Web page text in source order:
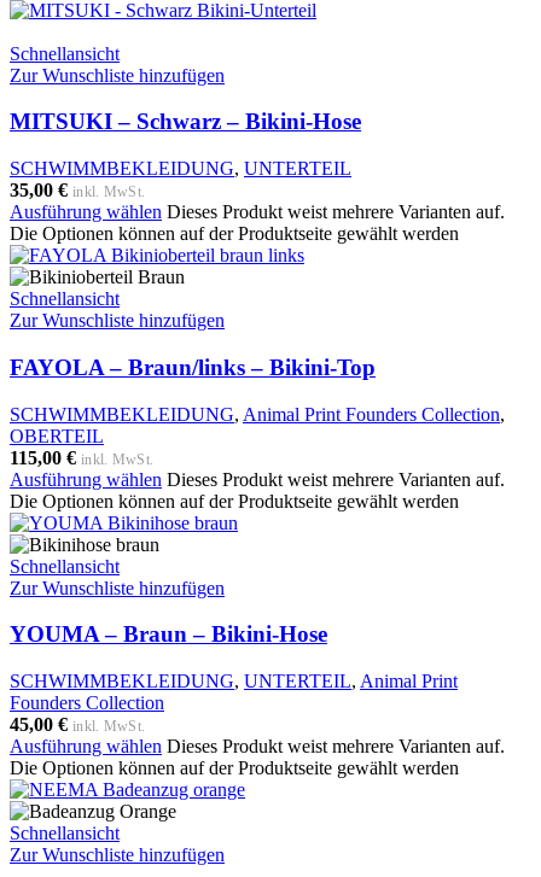
Schnellansicht
Zur Wunschliste hinzufügen
MITSUKI – Schwarz – Bikini-Hose
SCHWIMMBEKLEIDUNG, UNTERTEIL
35,00 € inkl. MwSt.
Ausführung wählen Dieses Produkt weist mehrere Varianten auf.
Die Optionen können auf der Produktseite gewählt werden
Schnellansicht
Zur Wunschliste hinzufügen
FAYOLA – Braun/links – Bikini-Top
SCHWIMMBEKLEIDUNG, Animal Print Founders Collection,
OBERTEIL
115,00 € inkl. MwSt.
Ausführung wählen Dieses Produkt weist mehrere Varianten auf.
Die Optionen können auf der Produktseite gewählt werden
Schnellansicht
Zur Wunschliste hinzufügen
YOUMA – Braun – Bikini-Hose
SCHWIMMBEKLEIDUNG, UNTERTEIL, Animal Print
Founders Collection
45,00 € inkl. MwSt.
Ausführung wählen Dieses Produkt weist mehrere Varianten auf.
Die Optionen können auf der Produktseite gewählt werden
Schnellansicht
Zur Wunschliste hinzufügen